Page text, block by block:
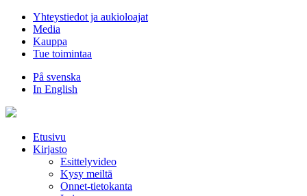
Hyppää
sisältöön
Yhteystiedot ja aukioloajat
Media
Kauppa
Tue toimintaa
På svenska
In English
Etusivu
Kirjasto
Esittelyvideo
Kysy meiltä
Onnet-tietokanta